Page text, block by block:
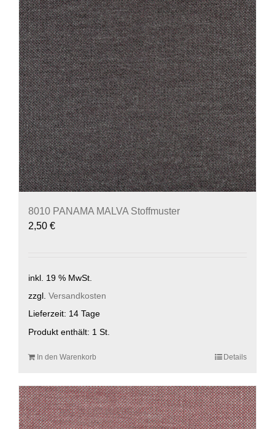
8010 PANAMA MALVA Stoffmuster
2,50 €
inkl. 19 % MwSt.
zzgl. Versandkosten
Lieferzeit: 14 Tage
Produkt enthält: 1 St.
In den Warenkorb Details